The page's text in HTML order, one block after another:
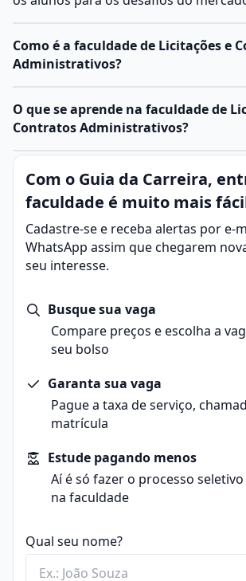
Como é a faculdade de Licitações e
Administrativos?
O que se aprende na faculdade de
Contratos Administrativos?
Com o Guia da Carreira,
faculdade é muito mais
Cadastre-se e receba alertas por e-
WhatsApp assim que chegarem
seu interesse.
Busque sua vaga
Compare preços e escolha a
seu bolso
Garanta sua vaga
Pague a taxa de serviço,
matrícula
Estude pagando menos
Aí é só fazer o processo
na faculdade
Qual seu nome?